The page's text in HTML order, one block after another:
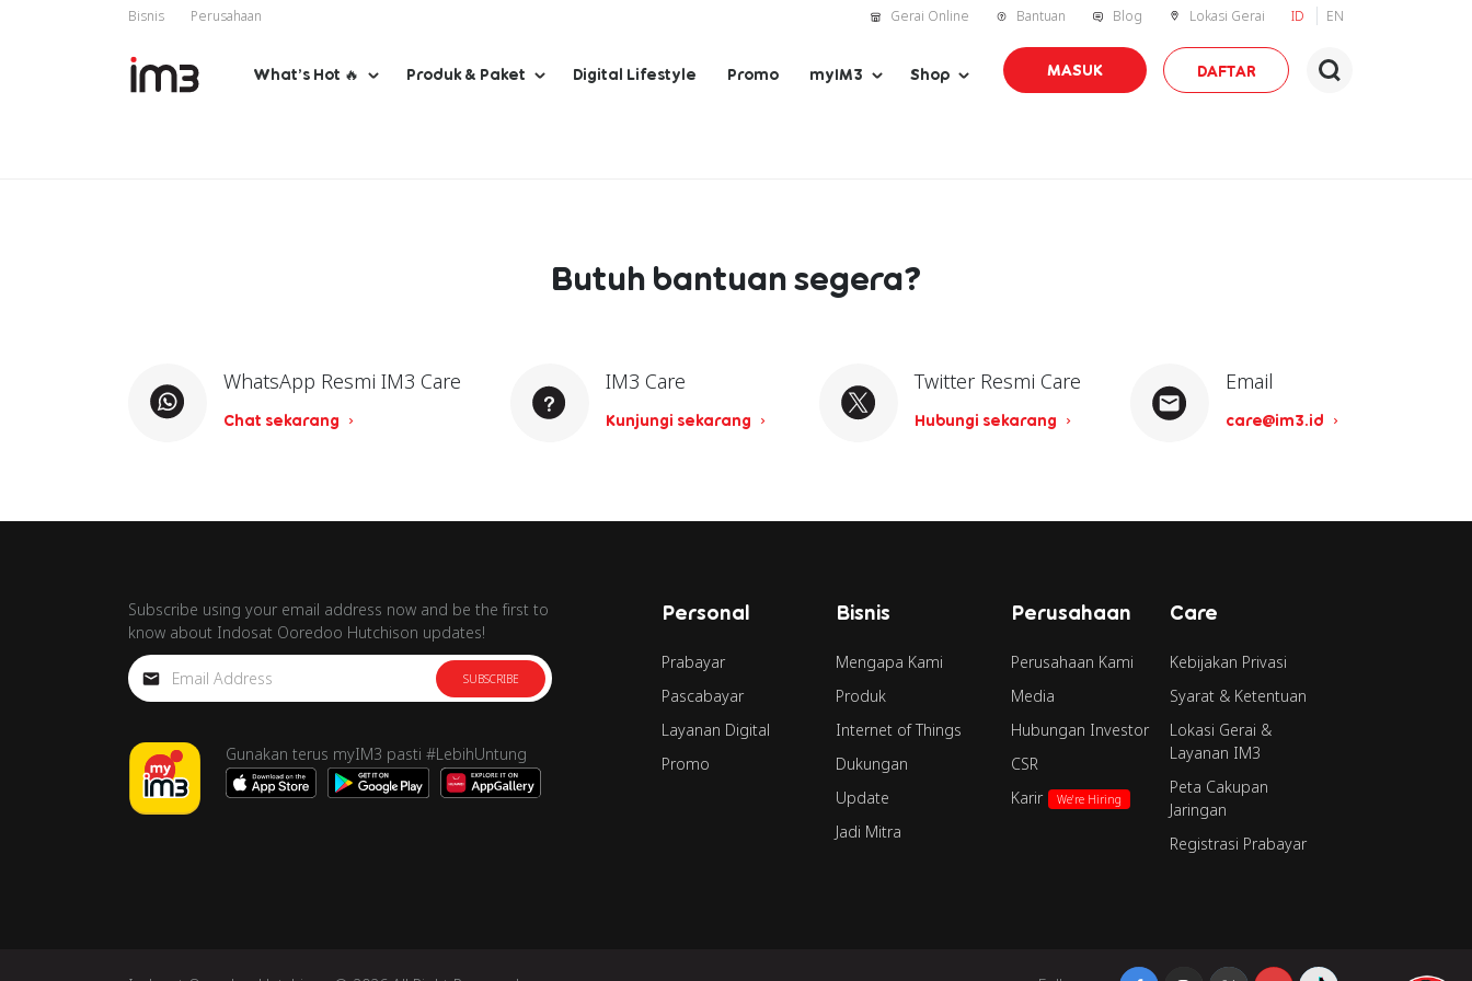
Bisnis Perusahaan Gerai Online Bantuan Blog Lokasi Gerai ID EN
What’s Hot 🔥 Produk & Paket Digital Lifestyle Promo myIM3 Shop MASUK DAFTAR
Butuh bantuan segera?
WhatsApp Resmi IM3 Care
Chat sekarang
IM3 Care
Kunjungi sekarang
Twitter Resmi Care
Hubungi sekarang
Email
care@im3.id
Subscribe using your email address now and be the first to
know about Indosat Ooredoo Hutchison updates!
SUBSCRIBE
Gunakan terus myIM3 pasti #LebihUntung
Personal
Prabayar
Pascabayar
Layanan Digital
Promo
Bisnis
Mengapa Kami
Produk
Internet of Things
Dukungan
Update
Jadi Mitra
Perusahaan
Perusahaan Kami
Media
Hubungan Investor
CSR
Karir
We're Hiring
Care
Kebijakan Privasi
Syarat & Ketentuan
Lokasi Gerai &
Layanan IM3
Peta Cakupan
Jaringan
Registrasi Prabayar